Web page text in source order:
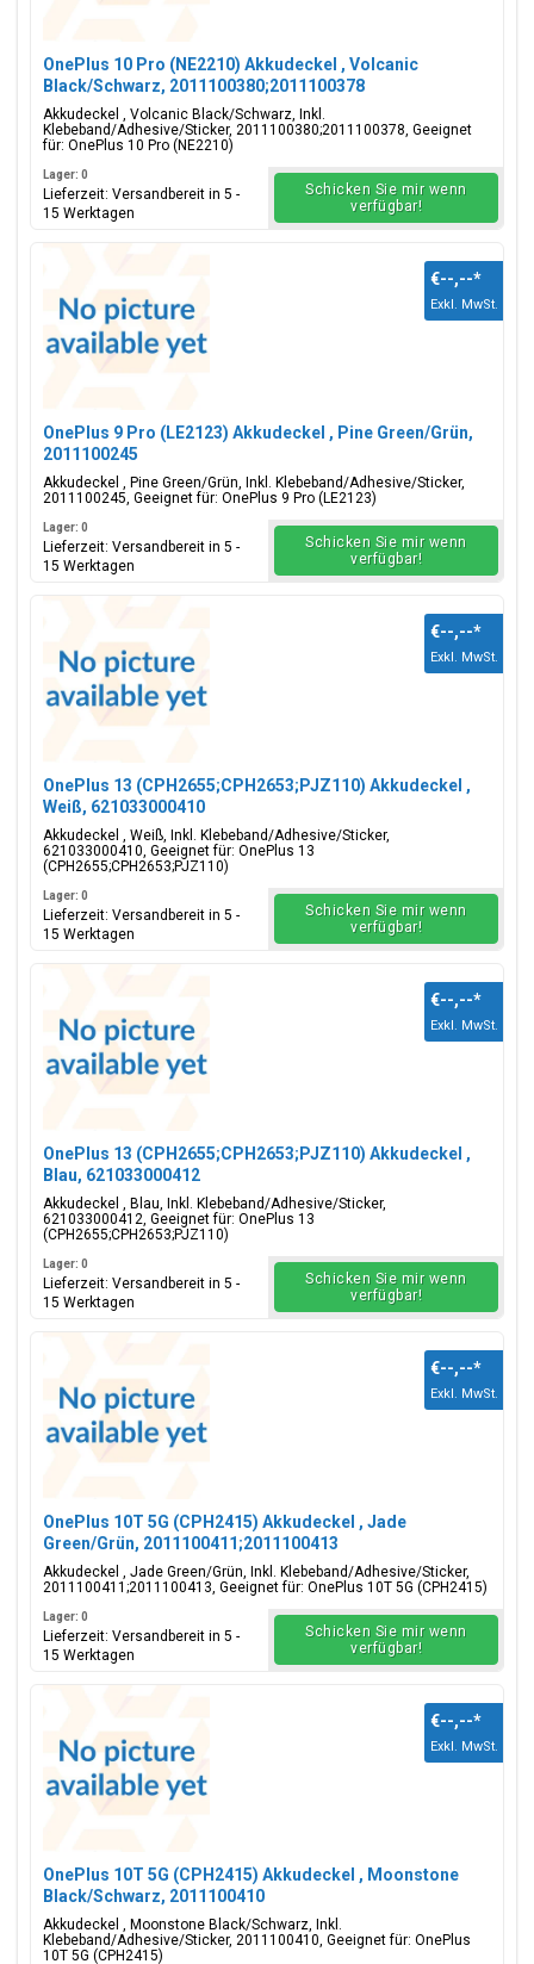
OnePlus 10 Pro (NE2210) Akkudeckel , Volcanic
Black/Schwarz, 2011100380;2011100378
Akkudeckel , Volcanic Black/Schwarz, Inkl.
Klebeband/Adhesive/Sticker, 2011100380;2011100378, Geeignet
für: OnePlus 10 Pro (NE2210)
Lager: 0
Lieferzeit: Versandbereit in 5 -
15 Werktagen
Schicken Sie mir wenn
verfügbar!
OnePlus 9 Pro (LE2123) Akkudeckel , Pine Green/Grün,
2011100245
Akkudeckel , Pine Green/Grün, Inkl. Klebeband/Adhesive/Sticker,
2011100245, Geeignet für: OnePlus 9 Pro (LE2123)
€--,--*
Exkl. MwSt.
Lager: 0
Lieferzeit: Versandbereit in 5 -
15 Werktagen
Schicken Sie mir wenn
verfügbar!
OnePlus 13 (CPH2655;CPH2653;PJZ110) Akkudeckel ,
Weiß, 621033000410
Akkudeckel , Weiß, Inkl. Klebeband/Adhesive/Sticker,
621033000410, Geeignet für: OnePlus 13
(CPH2655;CPH2653;PJZ110)
€--,--*
Exkl. MwSt.
Lager: 0
Lieferzeit: Versandbereit in 5 -
15 Werktagen
Schicken Sie mir wenn
verfügbar!
OnePlus 13 (CPH2655;CPH2653;PJZ110) Akkudeckel ,
Blau, 621033000412
Akkudeckel , Blau, Inkl. Klebeband/Adhesive/Sticker,
621033000412, Geeignet für: OnePlus 13
(CPH2655;CPH2653;PJZ110)
€--,--*
Exkl. MwSt.
Lager: 0
Lieferzeit: Versandbereit in 5 -
15 Werktagen
Schicken Sie mir wenn
verfügbar!
OnePlus 10T 5G (CPH2415) Akkudeckel , Jade
Green/Grün, 2011100411;2011100413
Akkudeckel , Jade Green/Grün, Inkl. Klebeband/Adhesive/Sticker,
2011100411;2011100413, Geeignet für: OnePlus 10T 5G (CPH2415)
€--,--*
Exkl. MwSt.
Lager: 0
Lieferzeit: Versandbereit in 5 -
15 Werktagen
Schicken Sie mir wenn
verfügbar!
OnePlus 10T 5G (CPH2415) Akkudeckel , Moonstone
Black/Schwarz, 2011100410
Akkudeckel , Moonstone Black/Schwarz, Inkl.
Klebeband/Adhesive/Sticker, 2011100410, Geeignet für: OnePlus
10T 5G (CPH2415)
€--,--*
Exkl. MwSt.